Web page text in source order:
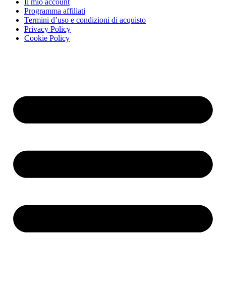
Il mio account
Programma affiliati
Termini d’uso e condizioni di acquisto
Privacy Policy
Cookie Policy